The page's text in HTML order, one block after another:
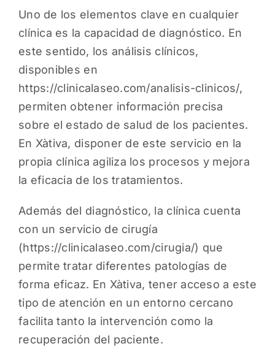
Uno de los elementos clave en cualquier
clínica es la capacidad de diagnóstico. En
este sentido, los análisis clínicos,
disponibles en
https://clinicalaseo.com/analisis-clinicos/,
permiten obtener información precisa
sobre el estado de salud de los pacientes.
En Xàtiva, disponer de este servicio en la
propia clínica agiliza los procesos y mejora
la eficacia de los tratamientos.
Además del diagnóstico, la clínica cuenta
con un servicio de cirugía
(https://clinicalaseo.com/cirugia/) que
permite tratar diferentes patologías de
forma eficaz. En Xàtiva, tener acceso a este
tipo de atención en un entorno cercano
facilita tanto la intervención como la
recuperación del paciente.